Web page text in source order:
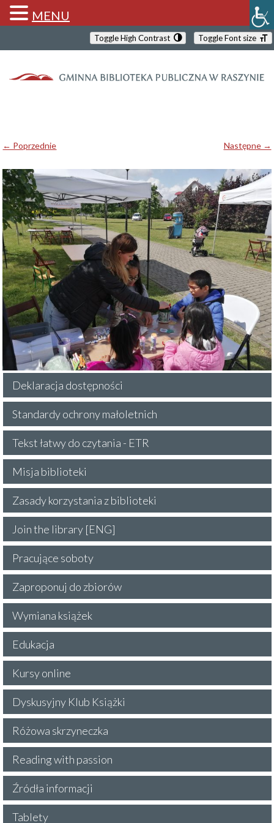
Toggle High Contrast Toggle Font size
← Poprzednie Następne →
Deklaracja dostępności
Standardy ochrony małoletnich
Tekst łatwy do czytania - ETR
Misja biblioteki
Zasady korzystania z biblioteki
Join the library [ENG]
Pracujące soboty
Zaproponuj do zbiorów
Wymiana książek
Edukacja
Kursy online
Dyskusyjny Klub Książki
Różowa skrzyneczka
Reading with passion
Źródła informacji
Tablety
MENU